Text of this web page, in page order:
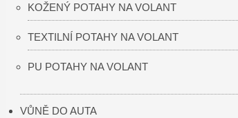
KOŽENÝ POTAHY NA VOLANT
TEXTILNÍ POTAHY NA VOLANT
PU POTAHY NA VOLANT
VŮNĚ DO AUTA